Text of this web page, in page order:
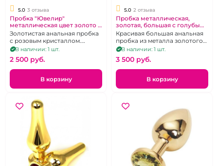
5.0 3 отзыва
Пробка "Ювелир"
металлическая цвет золото с
розовым кристаллом S
Золотистая анальная пробка
с розовым кристаллом.
Размер S/
В наличии: 1 шт.
2 500 pуб.
В корзину
5.0 2 отзыва
Пробка металлическая,
золотая, большая с голубым
кристаллом в форме сердца
Красивая большая анальная
пробка из металла золотого
цвета.
В наличии: 1 шт.
3 500 pуб.
В корзину